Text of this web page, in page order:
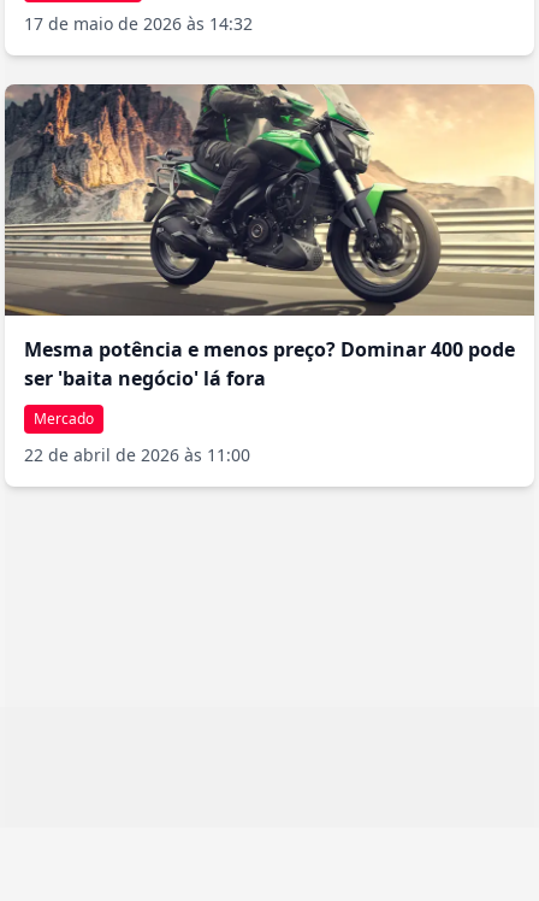
17 de maio de 2026 às 14:32
Mesma potência e menos preço? Dominar 400 pode
ser 'baita negócio' lá fora
Mercado
22 de abril de 2026 às 11:00